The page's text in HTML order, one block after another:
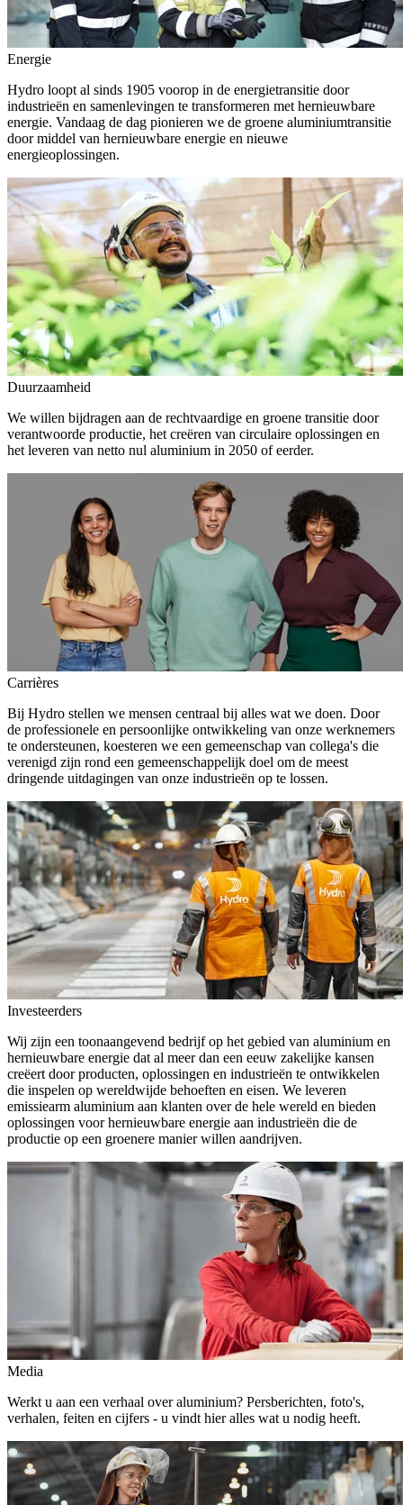
Energie
Hydro loopt al sinds 1905 voorop in de energietransitie door
industrieën en samenlevingen te transformeren met hernieuwbare
energie. Vandaag de dag pionieren we de groene aluminiumtransitie
door middel van hernieuwbare energie en nieuwe
energieoplossingen.
Duurzaamheid
We willen bijdragen aan de rechtvaardige en groene transitie door
verantwoorde productie, het creëren van circulaire oplossingen en
het leveren van netto nul aluminium in 2050 of eerder.
Carrières
Bij Hydro stellen we mensen centraal bij alles wat we doen. Door
de professionele en persoonlijke ontwikkeling van onze werknemers
te ondersteunen, koesteren we een gemeenschap van collega's die
verenigd zijn rond een gemeenschappelijk doel om de meest
dringende uitdagingen van onze industrieën op te lossen.
Investeerders
Wij zijn een toonaangevend bedrijf op het gebied van aluminium en
hernieuwbare energie dat al meer dan een eeuw zakelijke kansen
creëert door producten, oplossingen en industrieën te ontwikkelen
die inspelen op wereldwijde behoeften en eisen. We leveren
emissiearm aluminium aan klanten over de hele wereld en bieden
oplossingen voor hernieuwbare energie aan industrieën die de
productie op een groenere manier willen aandrijven.
Media
Werkt u aan een verhaal over aluminium? Persberichten, foto's,
verhalen, feiten en cijfers - u vindt hier alles wat u nodig heeft.